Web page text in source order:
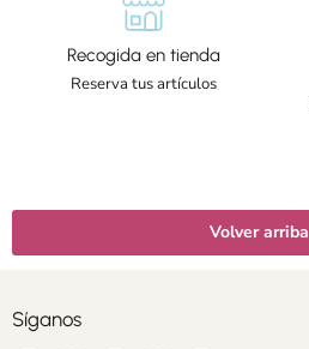
Recogida en tienda
Reserva tus artículos
Volver arriba
Síganos